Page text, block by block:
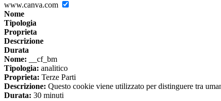
www.canva.com
Nome
Tipologia
Proprieta
Descrizione
Durata
Nome: __cf_bm
Tipologia: analitico
Proprieta: Terze Parti
Descrizione: Questo cookie viene utilizzato per distinguere tra
Durata: 30 minuti